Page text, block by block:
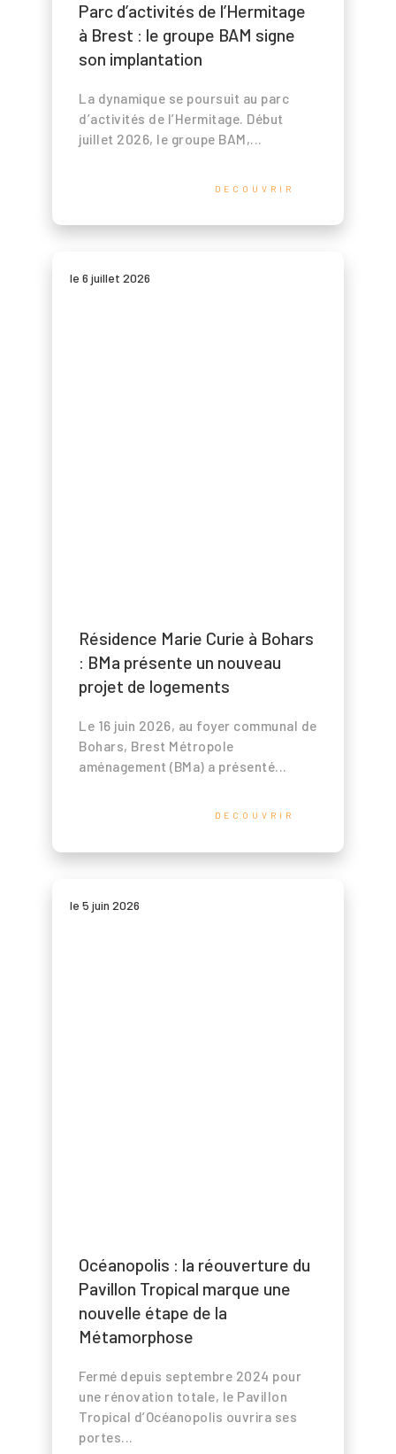
Parc d’activités de l’Hermitage
à Brest : le groupe BAM signe
son implantation
La dynamique se poursuit au parc
d’activités de l’Hermitage. Début
juillet 2026, le groupe BAM,...
DECOUVRIR
le 6 juillet 2026
Résidence Marie Curie à Bohars
: BMa présente un nouveau
projet de logements
Le 16 juin 2026, au foyer communal de
Bohars, Brest Métropole
aménagement (BMa) a présenté...
DECOUVRIR
le 5 juin 2026
Océanopolis : la réouverture du
Pavillon Tropical marque une
nouvelle étape de la
Métamorphose
Fermé depuis septembre 2024 pour
une rénovation totale, le Pavillon
Tropical d’Océanopolis ouvrira ses
portes...